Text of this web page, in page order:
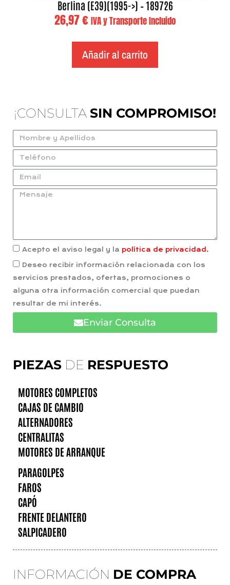
Berlina (E39)(1995->) – 189726
26,97€ IVA y Transporte Incluido
Añadir al carrito
PIEZAS DE RESPUESTO
MOTORES COMPLETOS
CAJAS DE CAMBIO
ALTERNADORES
CENTRALITAS
MOTORES DE ARRANQUE
PARAGOLPES
FAROS
CAPÓ
FRENTE DELANTERO
SALPICADERO
INFORMACIÓN DE COMPRA
¡CONSULTA SIN COMPROMISO!
Acepto el aviso legal y la política de privacidad.
Deseo recibir información relacionada con los
servicios prestados, ofertas, promociones o
alguna otra información comercial que puedan
resultar de mi interés.
Enviar Consulta